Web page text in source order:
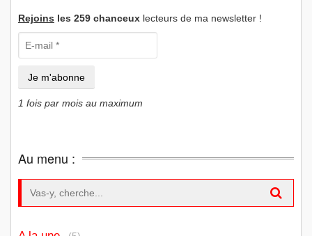
Rejoins les 259 chanceux lecteurs de ma newsletter !
1 fois par mois au maximum
Au menu :